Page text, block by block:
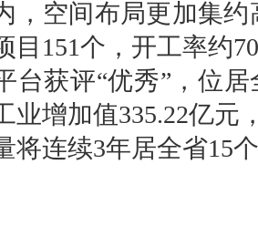
，空间布局更加集
目151个，开工率约
台获评“优秀”，位
业增加值335.22亿元
将连续3年居全省15